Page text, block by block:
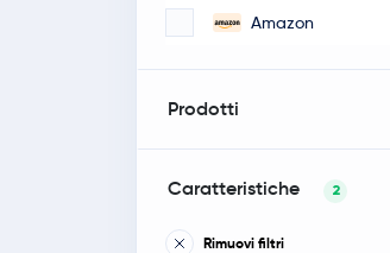
Amazon
Prodotti
Caratteristiche 2
Rimuovi filtri